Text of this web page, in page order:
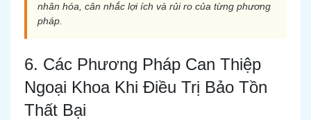
nhân hóa, cân nhắc lợi ích và rủi ro của từng phương
pháp.
6. Các Phương Pháp Can Thiệp
Ngoại Khoa Khi Điều Trị Bảo Tồn
Thất Bại